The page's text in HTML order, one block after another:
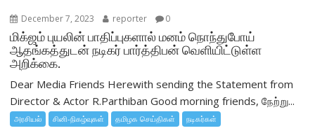
December 7, 2023 reporter 0
மிக்ஜம் புயலின் பாதிப்புகளால் மனம் நொந்துபோய்
ஆதங்கத்துடன் நடிகர் பார்த்திபன் வெளியிட்டுள்ள
அறிக்கை.
Dear Media Friends Herewith sending the Statement from
Director & Actor R.Parthiban Good morning friends, நேற்று...
அரசியல் சினி-நிகழ்வுகள் தமிழக செய்திகள் நடிகர்கள்